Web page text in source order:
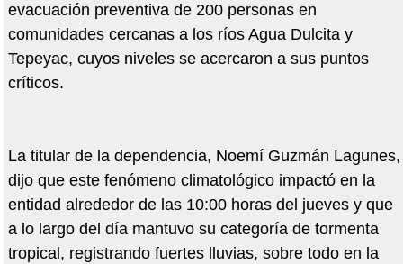
evacuación preventiva de 200 personas en
comunidades cercanas a los ríos Agua Dulcita y
Tepeyac, cuyos niveles se acercaron a sus puntos
críticos.
La titular de la dependencia, Noemí Guzmán Lagunes,
dijo que este fenómeno climatológico impactó en la
entidad alrededor de las 10:00 horas del jueves y que
a lo largo del día mantuvo su categoría de tormenta
tropical, registrando fuertes lluvias, sobre todo en la